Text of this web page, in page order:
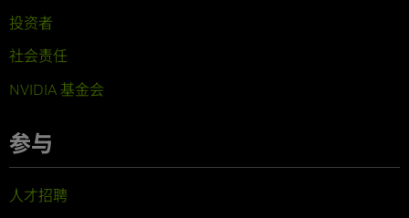
投资者
社会责任
NVIDIA 基金会
参与
人才招聘